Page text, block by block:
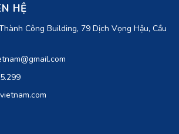
HỆ
Công Building, 79 Dịch Vọng Hậu, Cầu